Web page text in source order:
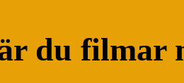
du filmar